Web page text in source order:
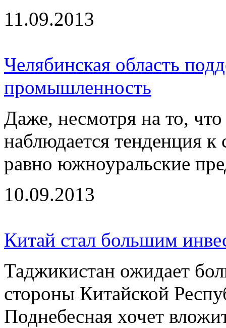
11.09.2013
Челябинская область
промышленность
Даже, несмотря на то,
наблюдается тенденция
равно южноуральские
10.09.2013
Китай стал большим
Таджикистан ожидает
стороны Китайской
Поднебесная хочет